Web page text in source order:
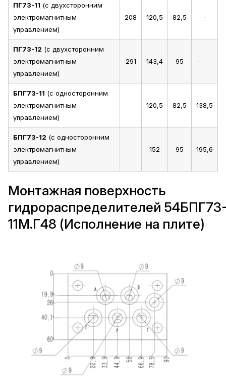
ПГ73-11 (с двухсторонним
электромагнитным
управлением)
208 120,5 82,5 -
ПГ73-12 (с двухсторонним
электромагнитным
управлением)
291 143,4 95 -
БПГ73-11 (с односторонним
электромагнитным
управлением)
- 120,5 82,5 138,5
БПГ73-12 (с односторонним
электромагнитным
управлением)
- 152 95 195,6
Монтажная поверхность
гидрораспределителей
11М.Г48 (Исполнение на плите)